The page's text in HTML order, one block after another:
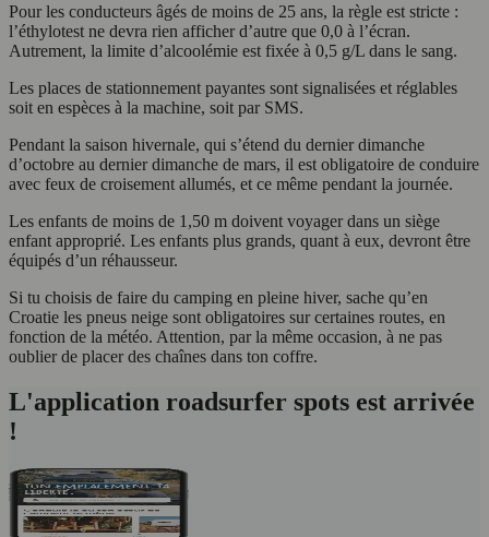
Pour les conducteurs âgés de moins de 25 ans, la règle est stricte :
l’éthylotest ne devra rien afficher d’autre que 0,0 à l’écran.
Autrement, la limite d’alcoolémie est fixée à 0,5 g/L dans le sang.
Les places de stationnement payantes sont signalisées et réglables
soit en espèces à la machine, soit par SMS.
Pendant la saison hivernale, qui s’étend du dernier dimanche
d’octobre au dernier dimanche de mars, il est obligatoire de conduire
avec feux de croisement allumés, et ce même pendant la journée.
Les enfants de moins de 1,50 m doivent voyager dans un siège
enfant approprié. Les enfants plus grands, quant à eux, devront être
équipés d’un réhausseur.
Si tu choisis de faire du camping en pleine hiver, sache qu’en
Croatie les pneus neige sont obligatoires sur certaines routes, en
fonction de la météo. Attention, par la même occasion, à ne pas
oublier de placer des chaînes dans ton coffre.
L'application roadsurfer spots est arrivée
!